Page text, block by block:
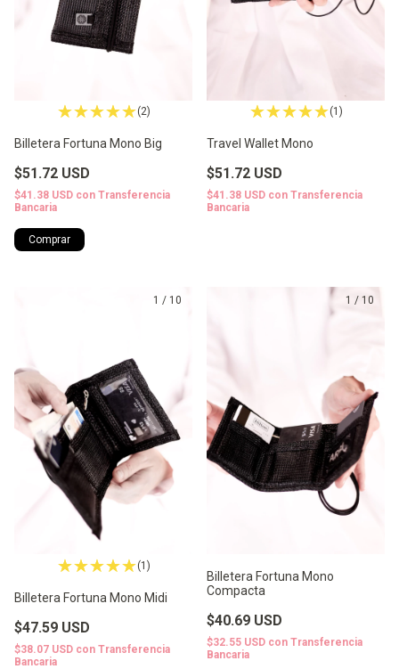
(2)
Billetera Fortuna Mono Big
$51.72 USD
$41.38 USD con Transferencia
Bancaria
(1)
Travel Wallet Mono
$51.72 USD
$41.38 USD con Transferencia
Bancaria
1 / 10
(1)
Billetera Fortuna Mono Midi
$47.59 USD
$38.07 USD con Transferencia
Bancaria
1 / 10
Billetera Fortuna Mono
Compacta
$40.69 USD
$32.55 USD con Transferencia
Bancaria